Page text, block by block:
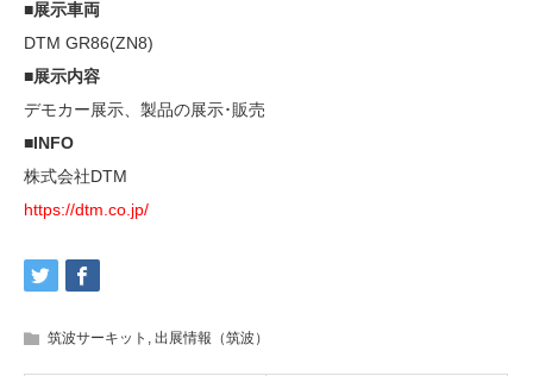
■展示車両
DTM GR86(ZN8)
■展示内容
デモカー展示、製品の展示･販売
■INFO
株式会社DTM
https://dtm.co.jp/
筑波サーキット , 出展情報（筑波）